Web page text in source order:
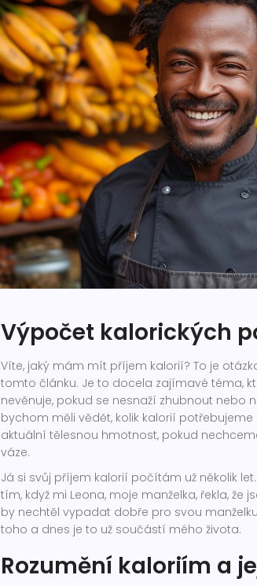
Výpočet kalorických
Víte, jaký mám mít příjem kalorií? To je
tomto článku. Je to docela zajímavé téma,
nevěnuje, pokud se nesnaží zhubnout nebo
bychom měli vědět, kolik kalorií
aktuální tělesnou hmotnost, pokud
váze.
Já si svůj příjem kalorií počítám už několik
tím, když mi Leona, moje manželka, řekla, že
by nechtěl vypadat dobře pro svou
toho a dnes je to už součástí mého života.
Rozumění kaloriím a